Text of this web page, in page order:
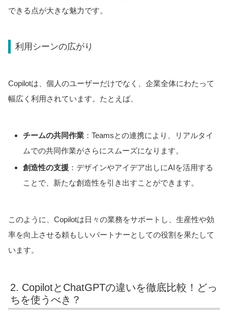
できる点が大きな魅力です。
利用シーンの広がり
Copilotは、個人のユーザーだけでなく、企業全体にわたって
幅広く利用されています。たとえば、
チームの共同作業 ：Teamsとの連携により、リアルタイ
ムでの共同作業がさらにスムーズになります。
創造性の支援 ：デザインやアイデア出しにAIを活用する
ことで、新たな創造性を引き出すことができます。
このように、Copilotは日々の業務をサポートし、生産性や効
率を向上させる頼もしいパートナーとしての役割を果たして
います。
2. CopilotとChatGPTの違いを徹底比較！どっ
ちを使うべき？